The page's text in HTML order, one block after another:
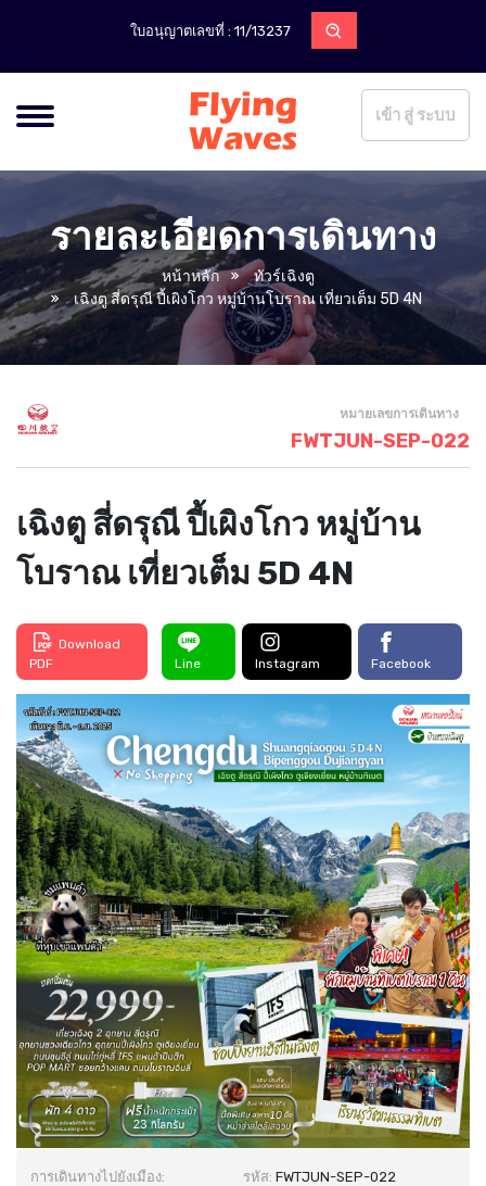
ใบอนุญาตเลขที่ : 11/13237
เข้า สู่ ระบบ
รายละเอียดการเดินทาง
หน้าหลัก
ทัวร์เฉิงตู
เฉิงตู สี่ดรุณี ปี้เผิงโกว หมู่บ้านโบราณ เที่ยวเต็ม 5D 4N
หมายเลขการเดินทาง
FWTJUN-SEP-022
เฉิงตู สี่ดรุณี ปี้เผิงโกว หมู่บ้าน
โบราณ เที่ยวเต็ม 5D 4N
Download
PDF
Line Instagram Facebook
การเดินทางไปยังเมือง:
รหัส: FWTJUN-SEP-022